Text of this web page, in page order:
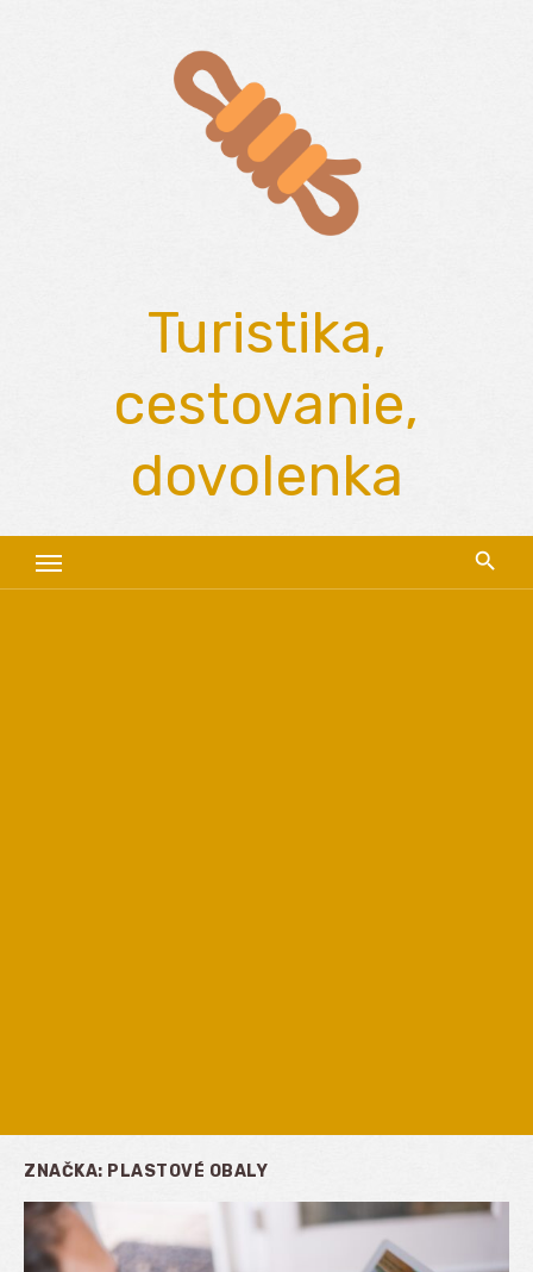
Turistika,
cestovanie,
dovolenka
ZNAČKA: PLASTOVÉ OBALY